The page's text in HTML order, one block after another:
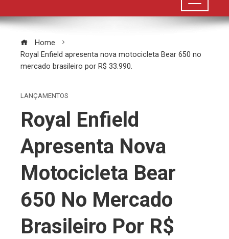
Home
Royal Enfield apresenta nova motocicleta Bear 650 no
mercado brasileiro por R$ 33.990.
LANÇAMENTOS
Royal Enfield
Apresenta Nova
Motocicleta Bear
650 No Mercado
Brasileiro Por R$